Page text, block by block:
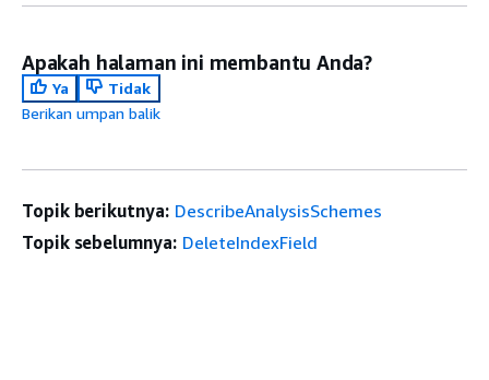
Apakah halaman ini membantu Anda?
Ya
Tidak
Berikan umpan balik
Topik berikutnya: DescribeAnalysisSchemes
Topik sebelumnya: DeleteIndexField